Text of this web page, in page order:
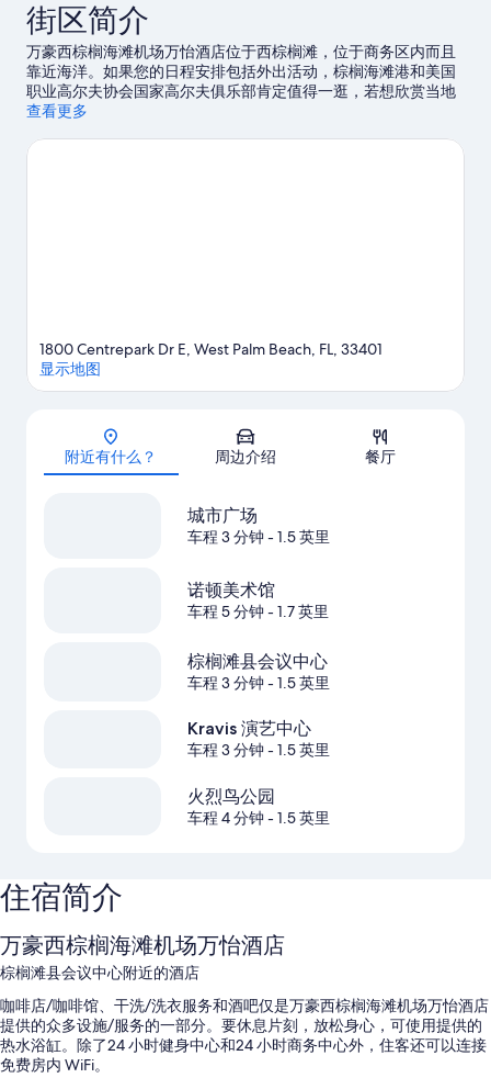
街区简介
万豪西棕榈海滩机场万怡酒店位于西棕榈滩，位于商务区内而且
靠近海洋。如果您的日程安排包括外出活动，棕榈海滩港和美国
职业高尔夫协会国家高尔夫俱乐部肯定值得一逛，若想欣赏当地
自然景观，可以探索花生岛和莱克沃思海滩。在iTHINK 金融圆形
急流水上公园。您可在附近体验浮潜、滑水和帆船运动，享受众
查看更多
地图
1800 Centrepark Dr E, West Palm Beach, FL, 33401
显示地图
附近有什么？ 周边介绍 餐厅
城市广场
车程 3 分钟- 1.5 英里
诺顿美术馆
车程 5 分钟- 1.7 英里
棕榈滩县会议中心
车程 3 分钟- 1.5 英里
Kravis 演艺中心
车程 3 分钟- 1.5 英里
火烈鸟公园
车程 4 分钟- 1.5 英里
住宿简介
万豪西棕榈海滩机场万怡酒店
棕榈滩县会议中心附近的酒店
咖啡店/咖啡馆、干洗/洗衣服务和酒吧仅是万豪西棕榈海滩机场万怡酒店
提供的众多设施/服务的一部分。要休息片刻，放松身心，可使用提供的
热水浴缸。除了24 小时健身中心和24 小时商务中心外，住客还可以连接
免费房内 WiFi。